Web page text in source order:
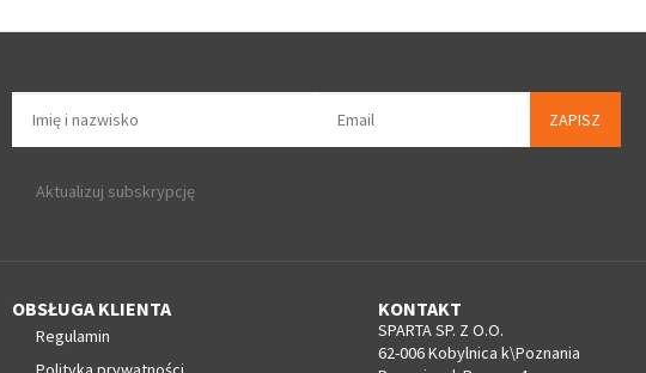
ZAPISZ
Aktualizuj subskrypcję
OBSŁUGA KLIENTA
Regulamin
KONTAKT
SPARTA SP. Z O.O.
62-006 Kobylnica k\Poznania